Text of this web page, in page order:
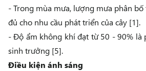
- Trong mùa mưa, lượng mưa phân
đủ cho nhu cầu phát triển của cây [1].
- Độ ẩm không khí đạt từ 50 - 90% là
sinh trưởng [5].
Điều kiện ánh sáng